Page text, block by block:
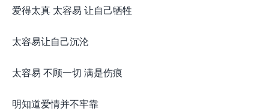
爱得太真 太容易 让自己牺牲
太容易让自己沉沦
太容易 不顾一切 满是伤痕
明知道爱情并不牢靠